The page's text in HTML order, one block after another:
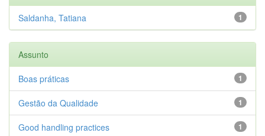
1
Saldanha, Tatiana
Assunto
1
Boas práticas
1
Gestão da Qualidade
1
Good handling practices